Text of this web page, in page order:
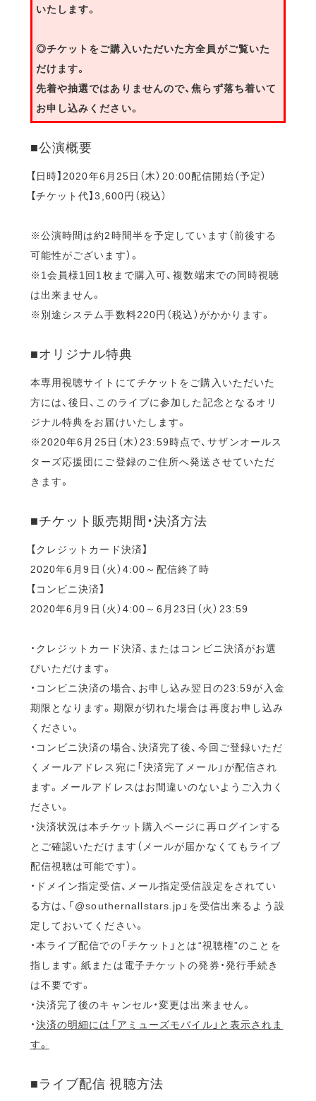
いたします。
◎チケットをご購入いただいた方全員がご覧いた
だけます。
先着や抽選ではありませんので、焦らず落ち着いて
お申し込みください。
■公演概要
【日時】2020年6月25日（木）20:00配信開始（予定）
【チケット代】3,600円（税込）
※公演時間は約2時間半を予定しています（前後する
可能性がございます）。
※1会員様1回1枚まで購入可、複数端末での同時視聴
は出来ません。
※別途システム手数料220円（税込）がかかります。
■オリジナル特典
本専用視聴サイトにてチケットをご購入いただいた
方には、後日、このライブに参加した記念となるオリ
ジナル特典をお届けいたします。
※2020年6月25日（木）23:59時点で、サザンオールス
ターズ応援団にご登録のご住所へ発送させていただ
きます。
■チケット販売期間・決済方法
【クレジットカード決済】
2020年6月9日（火）4:00～配信終了時
【コンビニ決済】
2020年6月9日（火）4:00～6月23日（火）23:59
・クレジットカード決済、またはコンビニ決済がお選
びいただけます。
・コンビニ決済の場合、お申し込み翌日の23:59が入金
期限となります。期限が切れた場合は再度お申し込み
ください。
・コンビニ決済の場合、決済完了後、今回ご登録いただ
くメールアドレス宛に「決済完了メール」が配信され
ます。メールアドレスはお間違いのないようご入力く
ださい。
・決済状況は本チケット購入ページに再ログインする
とご確認いただけます（メールが届かなくてもライブ
配信視聴は可能です）。
・ドメイン指定受信、メール指定受信設定をされてい
る方は、「@southernallstars.jp」を受信出来るよう設
定しておいてください。
・本ライブ配信での「チケット」とは“視聴権”のことを
指します。紙または電子チケットの発券・発行手続き
は不要です。
・決済完了後のキャンセル・変更は出来ません。
・決済の明細には「アミューズモバイル」と表示されま
す。
■ライブ配信 視聴方法